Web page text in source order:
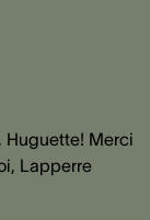
Huguette! Merci
Lapperre